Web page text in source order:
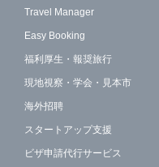
Travel Manager
Easy Booking
福利厚生・報奨旅行
現地視察・学会・見本市
海外招聘
スタートアップ支援
ビザ申請代行サービス